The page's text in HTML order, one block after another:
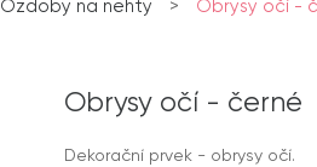
Ozdoby na nehty > Obrysy očí -
Obrysy očí - černé
Dekorační prvek - obrysy očí.